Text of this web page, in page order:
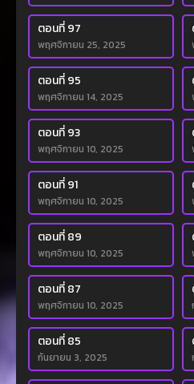
ตอนที่ 97
พฤศจิกายน 25, 2025
ตอนที่ 95
พฤศจิกายน 14, 2025
ตอนที่ 93
พฤศจิกายน 10, 2025
ตอนที่ 91
พฤศจิกายน 10, 2025
ตอนที่ 89
พฤศจิกายน 10, 2025
ตอนที่ 87
พฤศจิกายน 10, 2025
ตอนที่ 85
กันยายน 3, 2025